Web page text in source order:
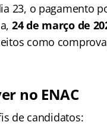
23, o pagamento
24 de março de
como
no ENAC
de candidatos: